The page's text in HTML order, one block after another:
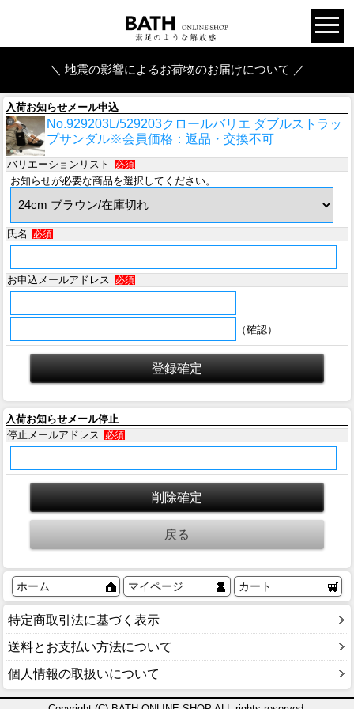
＼ 地震の影響によるお荷物のお届けについて ／
入荷お知らせメール申込
No.929203L/529203クロールバリエ ダブルストラッ
プサンダル※会員価格：返品・交換不可
バリエーションリスト 必須
お知らせが必要な商品を選択してください。
氏名 必須
お申込メールアドレス 必須
（確認）
入荷お知らせメール停止
停止メールアドレス
必須
ホーム マイページ カート
特定商取引法に基づく表示
送料とお支払い方法について
個人情報の取扱いについて